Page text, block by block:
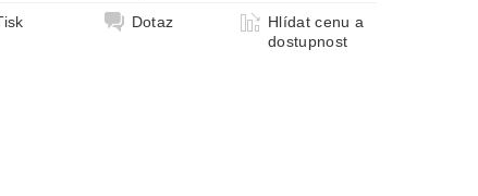
Dotaz
Hlídat cenu a
dostupnost